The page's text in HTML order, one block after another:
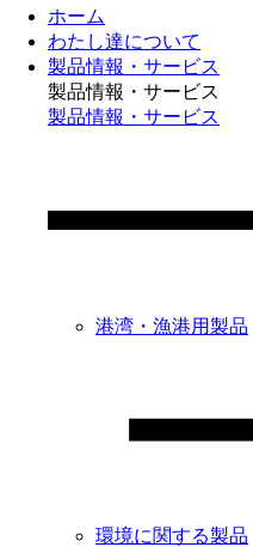
ホーム
わたし達について
製品情報・サービス
製品情報・サービス
製品情報・サービス
港湾・漁港用製品
環境に関する製品